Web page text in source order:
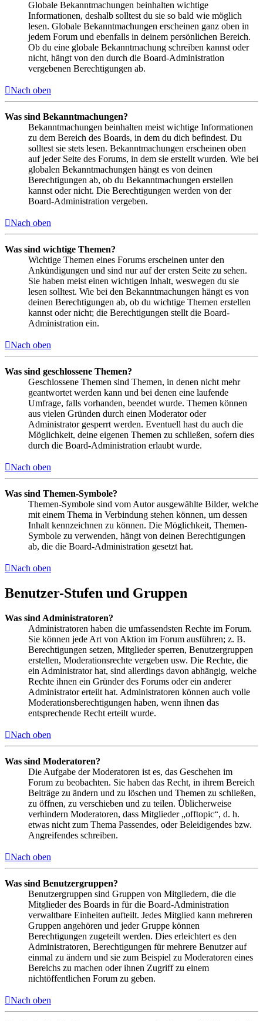
Globale Bekanntmachungen beinhalten wichtige
Informationen, deshalb solltest du sie so bald wie möglich
lesen. Globale Bekanntmachungen erscheinen ganz oben in
jedem Forum und ebenfalls in deinem persönlichen Bereich.
Ob du eine globale Bekanntmachung schreiben kannst oder
nicht, hängt von den durch die Board-Administration
vergebenen Berechtigungen ab.
Nach oben
Was sind Bekanntmachungen?
Bekanntmachungen beinhalten meist wichtige Informationen
zu dem Bereich des Boards, in dem du dich befindest. Du
solltest sie stets lesen. Bekanntmachungen erscheinen oben
auf jeder Seite des Forums, in dem sie erstellt wurden. Wie bei
globalen Bekanntmachungen hängt es von deinen
Berechtigungen ab, ob du Bekanntmachungen erstellen
kannst oder nicht. Die Berechtigungen werden von der
Board-Administration vergeben.
Nach oben
Was sind wichtige Themen?
Wichtige Themen eines Forums erscheinen unter den
Ankündigungen und sind nur auf der ersten Seite zu sehen.
Sie haben meist einen wichtigen Inhalt, weswegen du sie
lesen solltest. Wie bei den Bekanntmachungen hängt es von
deinen Berechtigungen ab, ob du wichtige Themen erstellen
kannst oder nicht; die Berechtigungen stellt die Board-
Administration ein.
Nach oben
Was sind geschlossene Themen?
Geschlossene Themen sind Themen, in denen nicht mehr
geantwortet werden kann und bei denen eine laufende
Umfrage, falls vorhanden, beendet wurde. Themen können
aus vielen Gründen durch einen Moderator oder
Administrator gesperrt werden. Eventuell hast du auch die
Möglichkeit, deine eigenen Themen zu schließen, sofern dies
durch die Board-Administration erlaubt wurde.
Nach oben
Was sind Themen-Symbole?
Themen-Symbole sind vom Autor ausgewählte Bilder, welche
mit einem Thema in Verbindung stehen können, um dessen
Inhalt kennzeichnen zu können. Die Möglichkeit, Themen-
Symbole zu verwenden, hängt von deinen Berechtigungen
ab, die die Board-Administration gesetzt hat.
Nach oben
Benutzer-Stufen und Gruppen
Was sind Administratoren?
Administratoren haben die umfassendsten Rechte im Forum.
Sie können jede Art von Aktion im Forum ausführen; z. B.
Berechtigungen setzen, Mitglieder sperren, Benutzergruppen
erstellen, Moderationsrechte vergeben usw. Die Rechte, die
ein Administrator hat, sind allerdings davon abhängig, welche
Rechte ihnen ein Gründer des Forums oder ein anderer
Administrator erteilt hat. Administratoren können auch volle
Moderationsberechtigungen haben, wenn ihnen das
entsprechende Recht erteilt wurde.
Nach oben
Was sind Moderatoren?
Die Aufgabe der Moderatoren ist es, das Geschehen im
Forum zu beobachten. Sie haben das Recht, in ihrem Bereich
Beiträge zu ändern und zu löschen und Themen zu schließen,
zu öffnen, zu verschieben und zu teilen. Üblicherweise
verhindern Moderatoren, dass Mitglieder „offtopic“, d. h.
etwas nicht zum Thema Passendes, oder Beleidigendes bzw.
Angreifendes schreiben.
Nach oben
Was sind Benutzergruppen?
Benutzergruppen sind Gruppen von Mitgliedern, die die
Mitglieder des Boards in für die Board-Administration
verwaltbare Einheiten aufteilt. Jedes Mitglied kann mehreren
Gruppen angehören und jeder Gruppe können
Berechtigungen zugeteilt werden. Dies erleichtert es den
Administratoren, Berechtigungen für mehrere Benutzer auf
einmal zu ändern und sie zum Beispiel zu Moderatoren eines
Bereichs zu machen oder ihnen Zugriff zu einem
nichtöffentlichen Forum zu geben.
Nach oben